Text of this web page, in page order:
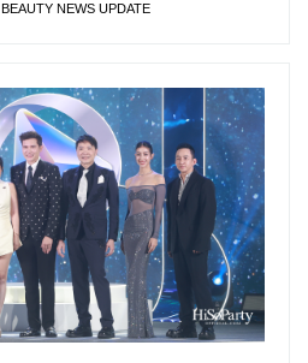
BEAUTY NEWS UPDATE